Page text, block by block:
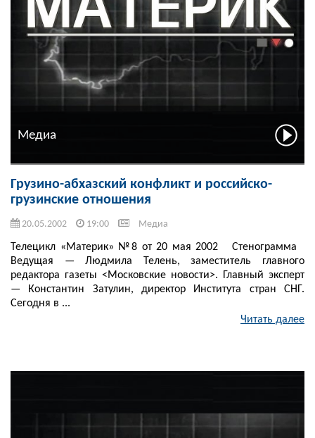
Медиа
Грузино-абхазский конфликт и российско-
грузинские отношения
20.05.2002 19:00 Медиа
Телецикл «Материк» №8 от 20 мая 2002 Стенограмма
Ведущая — Людмила Телень, заместитель главного
редактора газеты <Московские новости>. Главный эксперт
— Константин Затулин, директор Института стран СНГ.
Сегодня в ...
Читать далее